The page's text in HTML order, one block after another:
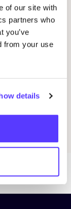
of our site with
partners who
you’ve
from your use
details